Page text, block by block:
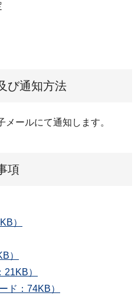
び通知方法
ールにて通知します。
項
）
）
）
ド：74KB）